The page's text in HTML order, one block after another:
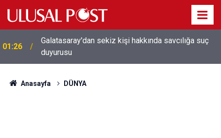
01:26
Galatasaray'dan sekiz kişi hakkında savcılığa suç
duyurusu
Anasayfa DÜNYA